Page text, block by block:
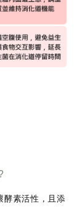
酵素活性，且添